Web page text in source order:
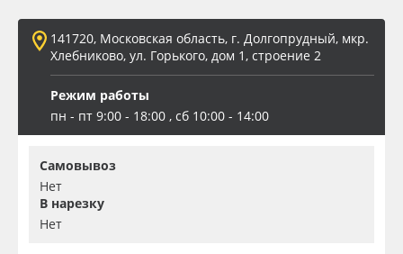
ПЭТ бэклит
Вспененный ПВХ
Заготовки для сувениров
141720, Московская область, г. Долгопрудный, мкр.
Хлебниково, ул. Горького, дом 1, строение 2
Режим работы
пн - пт 9:00 - 18:00 , сб 10:00 - 14:00
Самовывоз
Нет
В нарезку
Нет